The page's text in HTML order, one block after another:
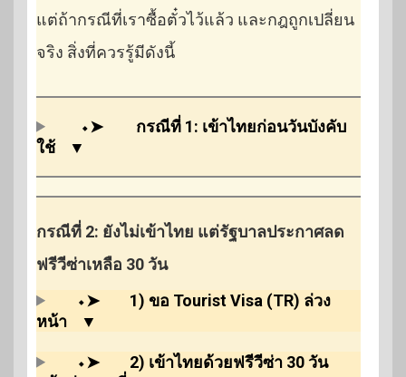
แต่ถ้ากรณีที่เราซื้อตั๋วไว้แล้ว และกฎถูกเปลี่ยน
จริง สิ่งที่ควรรู้มีดังนี้
⬩➤
กรณีที่ 1: เข้าไทยก่อนวันบังคับ
ใช้
▼
กรณีที่ 2: ยังไม่เข้าไทย แต่รัฐบาลประกาศลด
ฟรีวีซ่าเหลือ 30 วัน
⬩➤
1) ขอ Tourist Visa (TR) ล่วง
หน้า
▼
⬩➤
2) เข้าไทยด้วยฟรีวีซ่า 30 วัน